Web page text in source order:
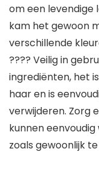
om een ​​levendige
kam het gewoon
verschillende
???? Veilig in
ingrediënten, het
haar en is
verwijderen. Zorg
kunnen
zoals gewoonlijk